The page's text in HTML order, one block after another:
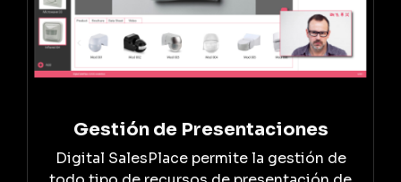
Gestión de Presentaciones
Digital SalesPlace permite la gestión de